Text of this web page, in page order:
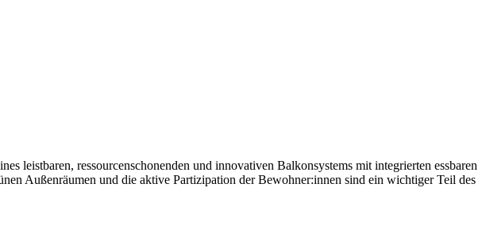
leistbaren, ressourcenschonenden und innovativen Balkonsystems mit integrierten essbaren
Außenräumen und die aktive Partizipation der Bewohner:innen sind ein wichtiger Teil des